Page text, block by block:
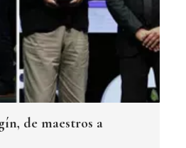
de maestros a